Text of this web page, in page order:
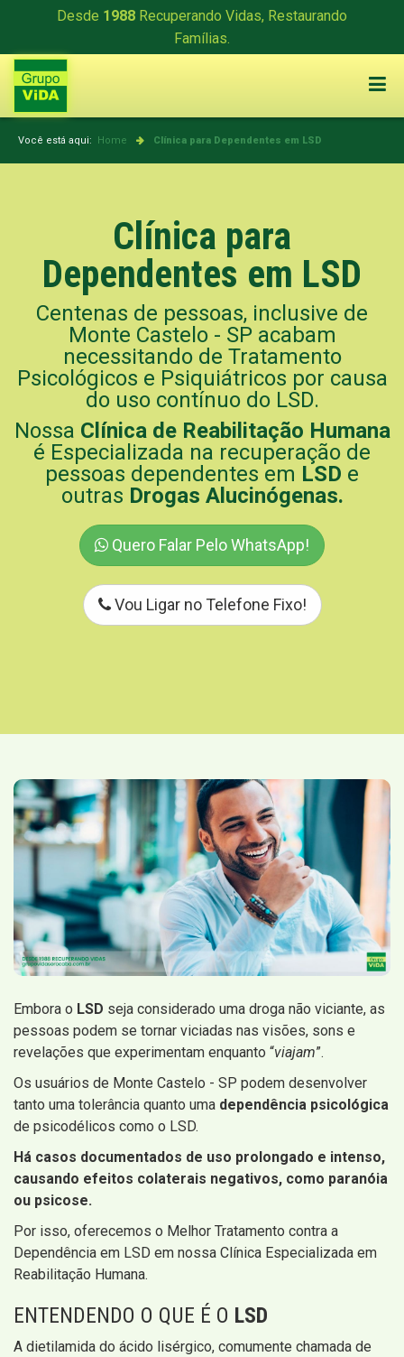
Desde 1988 Recuperando Vidas, Restaurando
Famílias.
Você está aqui: Home Clínica para Dependentes em LSD
Clínica para
Dependentes em LSD
Centenas de pessoas, inclusive de
Monte Castelo - SP acabam
necessitando de Tratamento
Psicológicos e Psiquiátricos por causa
do uso contínuo do LSD.
Nossa Clínica de Reabilitação Humana
é Especializada na recuperação de
pessoas dependentes em LSD e
outras Drogas Alucinógenas.
Quero Falar Pelo WhatsApp!
Vou Ligar no Telefone Fixo!
Embora o LSD seja considerado uma droga não viciante, as
pessoas podem se tornar viciadas nas visões, sons e
revelações que experimentam enquanto “viajam”.
Os usuários de Monte Castelo - SP podem desenvolver
tanto uma tolerância quanto uma dependência psicológica
de psicodélicos como o LSD.
Há casos documentados de uso prolongado e intenso,
causando efeitos colaterais negativos, como paranóia
ou psicose.
Por isso, oferecemos o Melhor Tratamento contra a
Dependência em LSD em nossa Clínica Especializada em
Reabilitação Humana.
ENTENDENDO O QUE É O LSD
A dietilamida do ácido lisérgico, comumente chamada de